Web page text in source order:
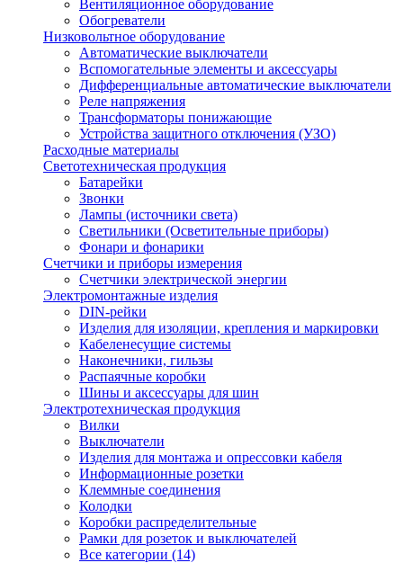
Вентиляционное оборудование
Обогреватели
Низковольтное оборудование
Автоматические выключатели
Вспомогательные элементы и аксессуары
Дифференциальные автоматические выключатели
Реле напряжения
Трансформаторы понижающие
Устройства защитного отключения (УЗО)
Расходные материалы
Светотехническая продукция
Батарейки
Звонки
Лампы (источники света)
Светильники (Осветительные приборы)
Фонари и фонарики
Счетчики и приборы измерения
Счетчики электрической энергии
Электромонтажные изделия
DIN-рейки
Изделия для изоляции, крепления и маркировки
Кабеленесущие системы
Наконечники, гильзы
Распаячные коробки
Шины и аксессуары для шин
Электротехническая продукция
Вилки
Выключатели
Изделия для монтажа и опрессовки кабеля
Информационные розетки
Клеммные соединения
Колодки
Коробки распределительные
Рамки для розеток и выключателей
Все категории (14)